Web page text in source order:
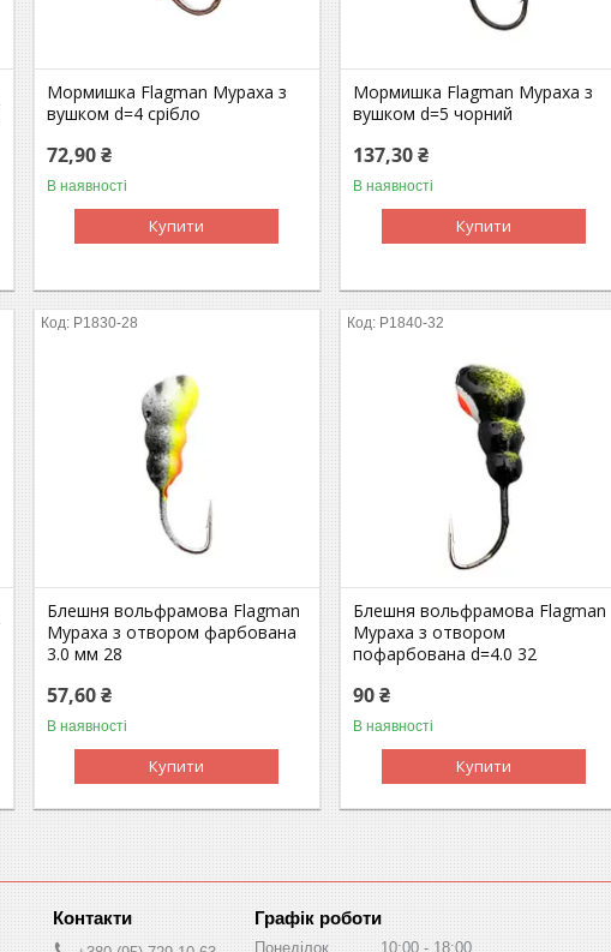
Мормишка Flagman Мураха з
вушком d=4 срібло
72,90 ₴
В наявності
Купити
Мормишка Flagman Мураха з
вушком d=5 чорний
137,30 ₴
В наявності
Купити
P1830-28
Блешня вольфрамова Flagman
Мураха з отвором фарбована
3.0 мм 28
57,60 ₴
В наявності
Купити
P1840-32
Блешня вольфрамова Flagman
Мураха з отвором
пофарбована d=4.0 32
90 ₴
В наявності
Купити
Графік роботи
Понеділок 10:00
18:00